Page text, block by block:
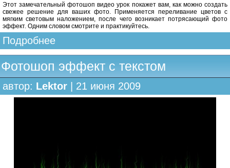
Этот замечательный фотошоп видео урок покажет вам, как можно создать
свежее решение для ваших фото. Применяется переливание цветов с
мягким световым наложением, после чего возникает потрясающий фото
эффект. Одним словом смотрите и практикуйтесь.
Подробнее
Фотошоп эффект с текстом
автор: Lektor | 21 июня 2009